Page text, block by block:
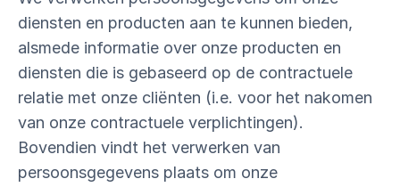
diensten en producten aan te kunnen bieden,
alsmede informatie over onze producten en
diensten die is gebaseerd op de contractuele
relatie met onze cliënten (i.e. voor het nakomen
van onze contractuele verplichtingen).
Bovendien vindt het verwerken van
persoonsgegevens plaats om onze